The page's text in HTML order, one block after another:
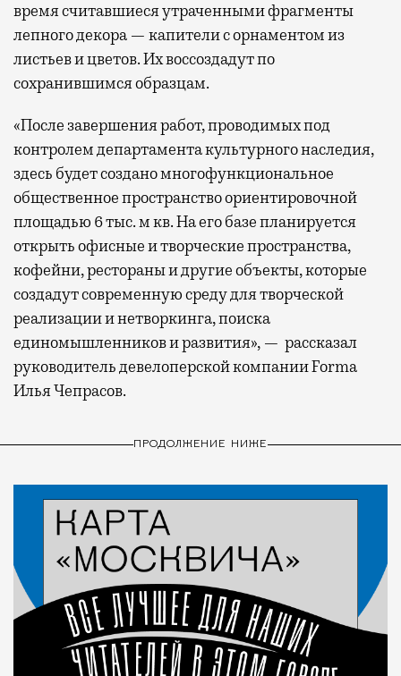
время считавшиеся утраченными фрагменты
лепного декора — капители с орнаментом из
листьев и цветов. Их воссоздадут по
сохранившимся образцам.
«После завершения работ, проводимых под
контролем департамента культурного наследия,
здесь будет создано многофункциональное
общественное пространство ориентировочной
площадью 6 тыс. м кв. На его базе планируется
открыть офисные и творческие пространства,
кофейни, рестораны и другие объекты, которые
создадут современную среду для творческой
реализации и нетворкинга, поиска
единомышленников и развития», — рассказал
руководитель девелоперской компании Forma
Илья Чепрасов.
ПРОДОЛЖЕНИЕ НИЖЕ